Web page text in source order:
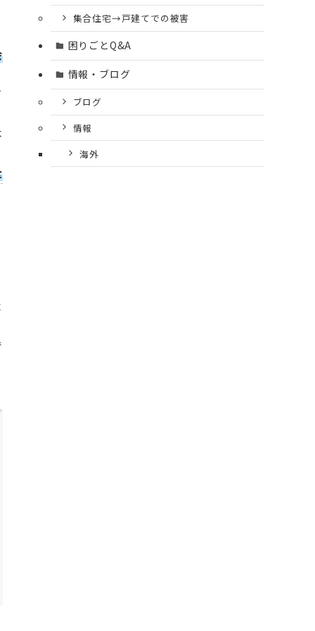
集合住宅→戸建てでの被害
困りごとQ&A
情報・ブログ
ブログ
情報
海外